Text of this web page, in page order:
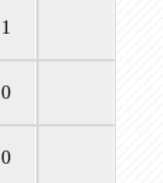
1
0
0